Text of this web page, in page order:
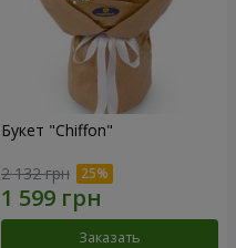
Букет "Chiffon"
2 132 грн
Заказать